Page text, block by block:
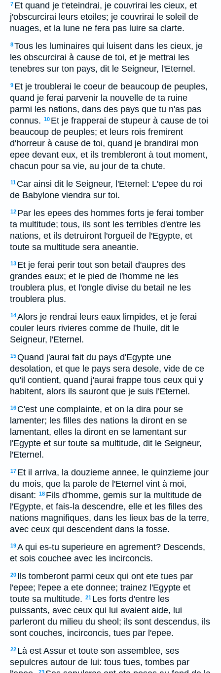
7 Et quand je t'eteindrai, je couvrirai les cieux, et
j'obscurcirai leurs etoiles; je couvrirai le soleil de
nuages, et la lune ne fera pas luire sa clarte.
8Tous les luminaires qui luisent dans les cieux, je
les obscurcirai à cause de toi, et je mettrai les
tenebres sur ton pays, dit le Seigneur, l'Eternel.
9 Et je troublerai le coeur de beaucoup de peuples,
quand je ferai parvenir la nouvelle de ta ruine
parmi les nations, dans des pays que tu n'as pas
connus. 10 Et je frapperai de stupeur à cause de toi
beaucoup de peuples; et leurs rois fremirent
d'horreur à cause de toi, quand je brandirai mon
epee devant eux, et ils trembleront à tout moment,
chacun pour sa vie, au jour de ta chute.
11 Car ainsi dit le Seigneur, l'Eternel: L'epee du roi
de Babylone viendra sur toi.
12 Par les epees des hommes forts je ferai tomber
ta multitude; tous, ils sont les terribles d'entre les
nations, et ils detruiront l'orgueil de l'Egypte, et
toute sa multitude sera aneantie.
13 Et je ferai perir tout son betail d'aupres des
grandes eaux; et le pied de l'homme ne les
troublera plus, et l'ongle divise du betail ne les
troublera plus.
14Alors je rendrai leurs eaux limpides, et je ferai
couler leurs rivieres comme de l'huile, dit le
Seigneur, l'Eternel.
15Quand j'aurai fait du pays d'Egypte une
desolation, et que le pays sera desole, vide de ce
qu'il contient, quand j'aurai frappe tous ceux qui y
habitent, alors ils sauront que je suis l'Eternel.
16 C'est une complainte, et on la dira pour se
lamenter; les filles des nations la diront en se
lamentant, elles la diront en se lamentant sur
l'Egypte et sur toute sa multitude, dit le Seigneur,
l'Eternel.
17 Et il arriva, la douzieme annee, le quinzieme jour
du mois, que la parole de l'Eternel vint à moi,
disant: 18 Fils d'homme, gemis sur la multitude de
l'Egypte, et fais-la descendre, elle et les filles des
nations magnifiques, dans les lieux bas de la terre,
avec ceux qui descendent dans la fosse.
19A qui es-tu superieure en agrement? Descends,
et sois couchee avec les incirconcis.
20 Ils tomberont parmi ceux qui ont ete tues par
l'epee; l'epee a ete donnee; trainez l'Egypte et
toute sa multitude. 21 Les forts d'entre les
puissants, avec ceux qui lui avaient aide, lui
parleront du milieu du sheol; ils sont descendus, ils
sont couches, incirconcis, tues par l'epee.
22 Là est Assur et toute son assemblee, ses
sepulcres autour de lui: tous tues, tombes par